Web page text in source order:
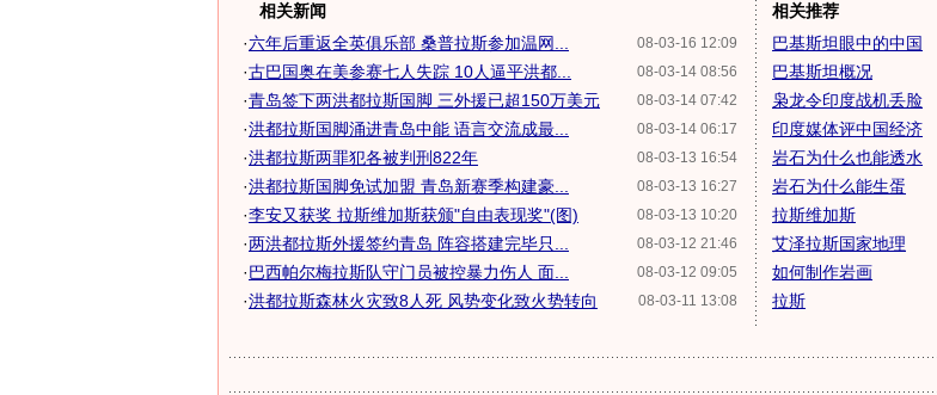
相关新闻
08-03-16 12:09
·六年后重返全英俱乐部 桑普拉斯参加温网...
08-03-14 08:56
·古巴国奥在美参赛七人失踪 10人逼平洪都...
08-03-14 07:42
·青岛签下两洪都拉斯国脚 三外援已超150万美元
08-03-14 06:17
·洪都拉斯国脚涌进青岛中能 语言交流成最...
08-03-13 16:54
·洪都拉斯两罪犯各被判刑822年
08-03-13 16:27
·洪都拉斯国脚免试加盟 青岛新赛季构建豪...
08-03-13 10:20
·李安又获奖 拉斯维加斯获颁"自由表现奖"(图)
08-03-12 21:46
·两洪都拉斯外援签约青岛 阵容搭建完毕只...
08-03-12 09:05
·巴西帕尔梅拉斯队守门员被控暴力伤人 面...
08-03-11 13:08
·洪都拉斯森林火灾致8人死 风势变化致火势转向
相关推荐
巴基斯坦眼中的中国
巴基斯坦概况
枭龙令印度战机丢脸
印度媒体评中国经济
岩石为什么也能透水
岩石为什么能生蛋
拉斯维加斯
艾泽拉斯国家地理
如何制作岩画
拉斯